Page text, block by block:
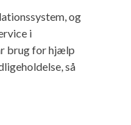
og
i
brug for hjælp
så